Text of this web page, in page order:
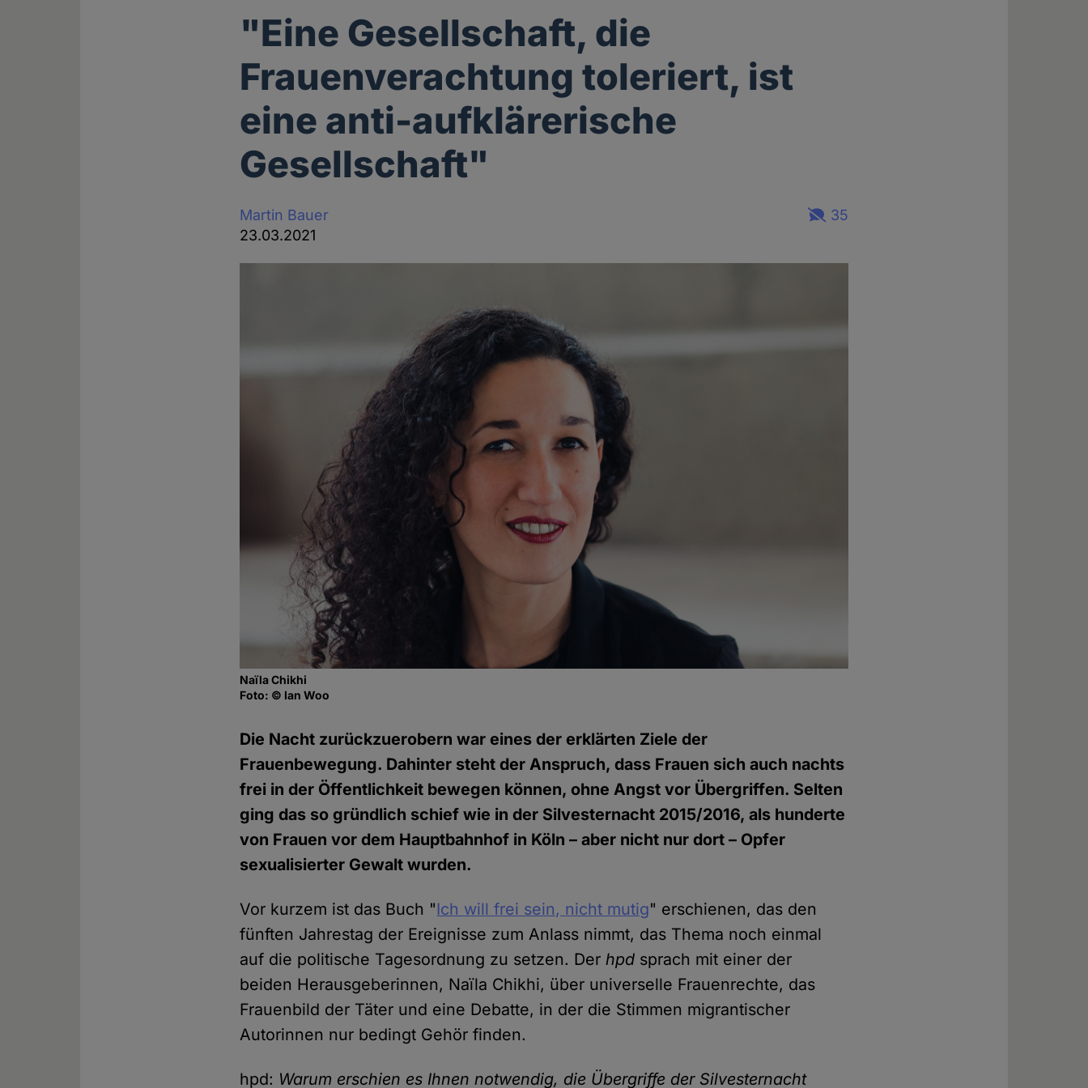
"Eine Gesellschaft, die
Frauenverachtung toleriert, ist
eine anti-aufklärerische
Gesellschaft"
Martin Bauer
23.03.2021
35
Naïla Chikhi
Foto: © Ian Woo
Die Nacht zurückzuerobern war eines der erklärten Ziele der
Frauenbewegung. Dahinter steht der Anspruch, dass Frauen sich auch nachts
frei in der Öffentlichkeit bewegen können, ohne Angst vor Übergriffen. Selten
ging das so gründlich schief wie in der Silvesternacht 2015/2016, als hunderte
von Frauen vor dem Hauptbahnhof in Köln – aber nicht nur dort – Opfer
sexualisierter Gewalt wurden.
Vor kurzem ist das Buch "Ich will frei sein, nicht mutig" erschienen, das den
fünften Jahrestag der Ereignisse zum Anlass nimmt, das Thema noch einmal
auf die politische Tagesordnung zu setzen. Derhpd sprach mit einer der
beiden Herausgeberinnen, Naïla Chikhi, über universelle Frauenrechte, das
Frauenbild der Täter und eine Debatte, in der die Stimmen migrantischer
Autorinnen nur bedingt Gehör finden.
hpd: Warum erschien es Ihnen notwendig, die Übergriffe der Silvesternacht